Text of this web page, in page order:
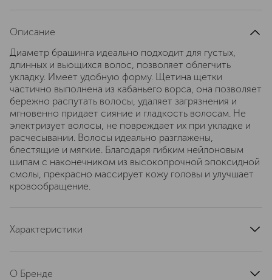
Описание
Диаметр брашинга идеально подходит для густых,
длинных и вьющихся волос, позволяет облегчить
укладку. Имеет удобную форму. Щетина щетки
частично выполнена из кабаньего ворса, она позволяет
бережно распутать волосы, удаляет загрязнения и
мгновенно придает сияние и гладкость волосам. Не
электризует волосы, не повреждает их при укладке и
расчесывании. Волосы идеально разглажены,
блестящие и мягкие. Благодаря гибким нейлоновым
шипам с наконечником из высокопрочной эпоксидной
смолы, прекрасно массирует кожу головы и улучшает
кровообращение.
Характеристики
страна производства
О Бренде